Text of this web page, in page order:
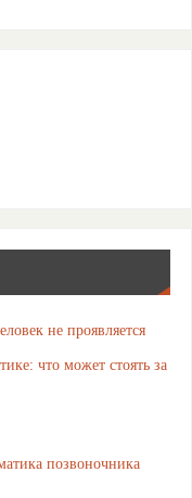
не проявляется
что может стоять за
позвоночника